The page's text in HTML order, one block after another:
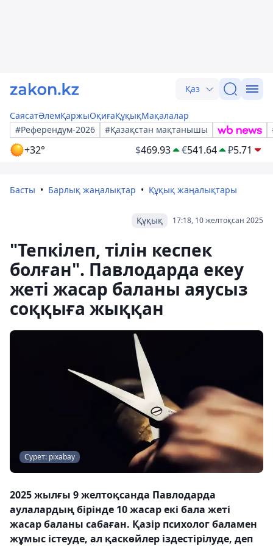
Қаз
СаясатӘлемҚаржыОқиғаҚұқықМақалалар
#Референдум-2026
#Қазақстан мақтанышы
+32° $469.93 €541.64 ₽5.71
Басты Барлық жаңалықтар Құқық жаңалықтары
17:18, 10 желтоқсан 2025
Құқық
"Тепкілеп, тілін кеспек
болған". Павлодарда екеу
жеті жасар баланы аяусыз
соққыға жыққан
Сурет: pixabay
2025 жылғы 9 желтоқсанда Павлодарда
аулалардың бірінде 10 жасар екі бала жеті
жасар баланы сабаған. Қазір психолог баламен
жұмыс істеуде, ал қаскөйлер іздестірілуде, деп